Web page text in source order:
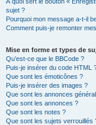
sujet ?
Pourquoi mon message a-t-il
Comment puis-je remonter
Mise en forme et types de
Qu’est-ce que le BBCode ?
Puis-je insérer du code HTML
Que sont les émoticônes ?
Puis-je insérer des images ?
Que sont les annonces
Que sont les annonces ?
Que sont les notes ?
Que sont les sujets verrouillés